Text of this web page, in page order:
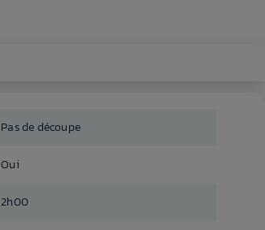
Pas de découpe
Oui
2h00